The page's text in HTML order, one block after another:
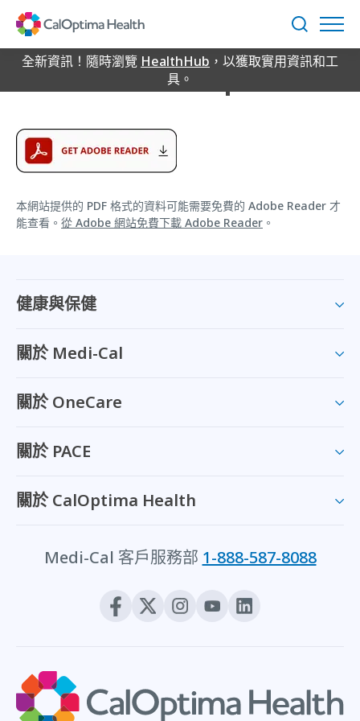
Content
搜
尋
全新資訊！隨時瀏覽 HealthHub ，以獲取實用資訊和工
具。
CalOptima Health
Sitemap
本網站提供的 PDF 格式的資料可能需要免費的 Adobe Reader 才
能查看。 從 Adobe 網站免費下載 Adobe Reader 。
健康與保健
關於 Medi-Cal
關於 OneCare
關於 PACE
關於 CalOptima Health
Medi-Cal 客戶服務部 1-888-587-8088